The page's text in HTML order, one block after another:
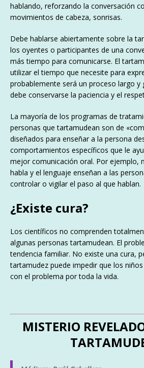
hablando, reforzando la conversación
movimientos de cabeza, sonrisas.
Debe hablarse abiertamente sobre la
los oyentes o participantes de una
más tiempo para comunicarse. El
utilizar el tiempo que necesite para
probablemente será un proceso largo y
debe conservarse la paciencia y el
La mayoría de los programas de
personas que tartamudean son de
diseñados para enseñar a la persona
comportamientos específicos que le
mejor comunicación oral. Por ejemplo,
habla y el lenguaje enseñan a las
controlar o vigilar el paso al que hablan.
¿Existe cura?
Los científicos no comprenden
algunas personas tartamudean. El
tendencia familiar. No existe una cura,
tartamudez puede impedir que los
con el problema por toda la vida.
MISTERIO